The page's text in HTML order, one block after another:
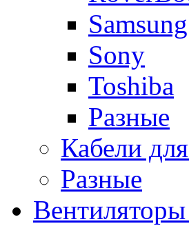
Samsung
Sony
Toshiba
Разные
Кабели
Разные